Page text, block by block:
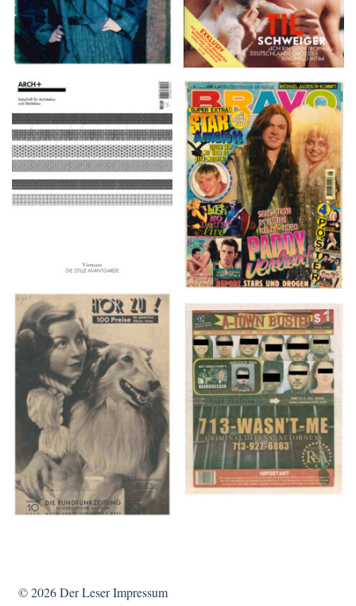
ARCH+ Nr. 226, Herbst
2016
BRAVO – Nr. 8, 13. Febr.
1997
HÖR ZU! – 1949,
NUMMER 10, Woche
vom 27. Februar bis 05.
März
A-TOWN BUSTED –
8/15/16–9/1/16
© 2026Der Leser Impressum